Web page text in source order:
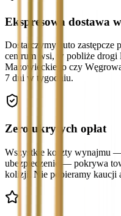
Ekspresowa dostawa
Dostarczymy auto
centrum wsi, w pobliże
Mazowieckiego czy
7 dni w tygodniu.
Zero ukrytych opłat
Wszystkie koszty wynajmu
ubezpieczenie — pokrywa
kolizji. Nie pobieramy kaucji